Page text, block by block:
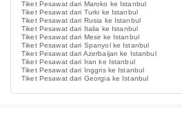
Tiket Pesawat dari Maroko ke Istanbul
Tiket Pesawat dari Turki ke Istanbul
Tiket Pesawat dari Rusia ke Istanbul
Tiket Pesawat dari Italia ke Istanbul
Tiket Pesawat dari Mesir ke Istanbul
Tiket Pesawat dari Spanyol ke Istanbul
Tiket Pesawat dari Azerbaijan ke Istanbul
Tiket Pesawat dari Iran ke Istanbul
Tiket Pesawat dari Inggris ke Istanbul
Tiket Pesawat dari Georgia ke Istanbul